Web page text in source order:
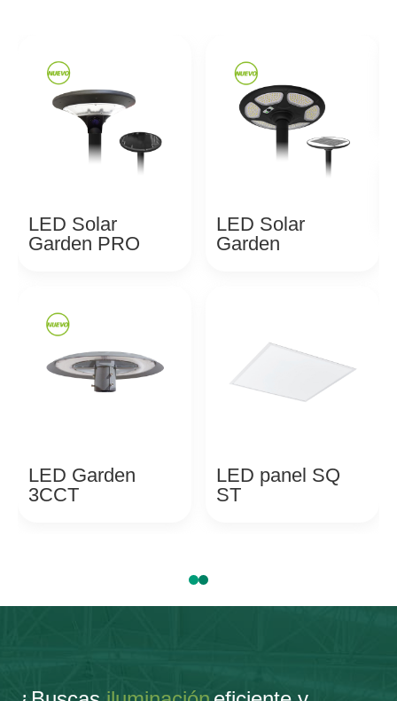
LED Solar
Garden PRO
LED Solar
Garden
LED Garden
3CCT
LED panel SQ
ST